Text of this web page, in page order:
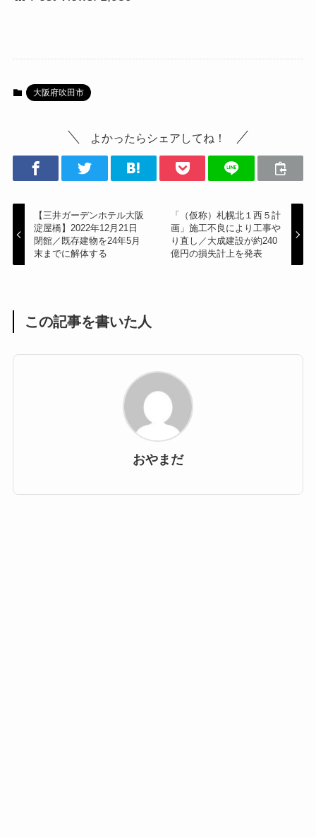
大阪府吹田市
よかったらシェアしてね！
【三井ガーデンホテル大阪
淀屋橋】2022年12月21日
閉館／既存建物を24年5月
末までに解体する
「（仮称）札幌北１西５計
画」施工不良により工事や
り直し／大成建設が約240
億円の損失計上を発表
この記事を書いた人
おやまだ